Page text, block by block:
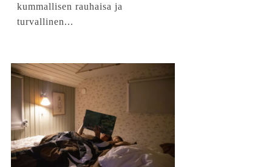
kummallisen rauhaisa ja
turvallinen...